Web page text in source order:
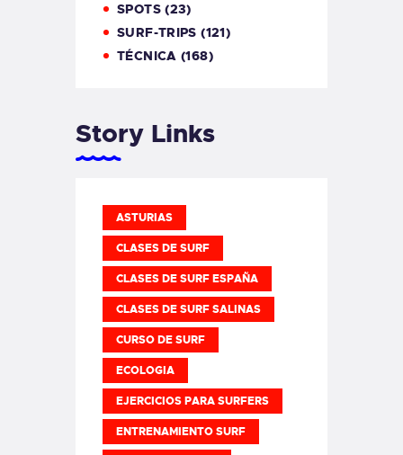
SPOTS(23)
SURF-TRIPS (121)
TÉCNICA (168)
Story Links
ASTURIAS
CLASES DE SURF
CLASES DE SURF ESPAÑA
CLASES DE SURF SALINAS
CURSO DE SURF
ECOLOGIA
EJERCICIOS PARA SURFERS
ENTRENAMIENTO SURF